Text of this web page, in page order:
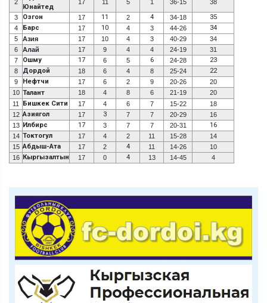
2
Юнайтед
17 11 5 1 36-15 38
3 Озгон 17 11 2 4 34-18 35
4 Барс 17 10 4 3 44-26 34
5 Азия 17 10 4 3 40-29
34
6
Алай 17 9 4 4 24-19
31
7
Ошму 17 6 5 6 24-28 23
8 Дордой 18 6 4 8 25-24 22
9 Нефтчи 17 6 2 9 20-26
20
10 Талант 18 4 8 6 21-19
20
11
Бишкек Сити 17 4 6 7 15-22
18
12 Азиягол 17 3 7 7 20-29
16
13
Илбирс 17 3 7 7 20-31 16
14 Токтогул 17 4 2 11 15-28
14
15 Абдыш-Ата 17 2 4 11 14-26
10
16
Кыргызалтын 17 0 4 13 14-45 4